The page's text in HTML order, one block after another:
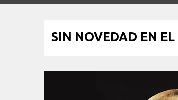
SIN NOVEDAD EN
FESTIVALES